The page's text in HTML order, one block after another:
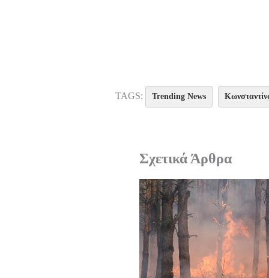
TAGS: Trending News
Σχετικά Άρθρα